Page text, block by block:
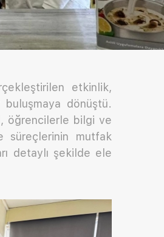
etkinlik,
dönüştü.
öğrencilerle bilgi ve
süreçlerinin mutfak
detaylı şekilde ele